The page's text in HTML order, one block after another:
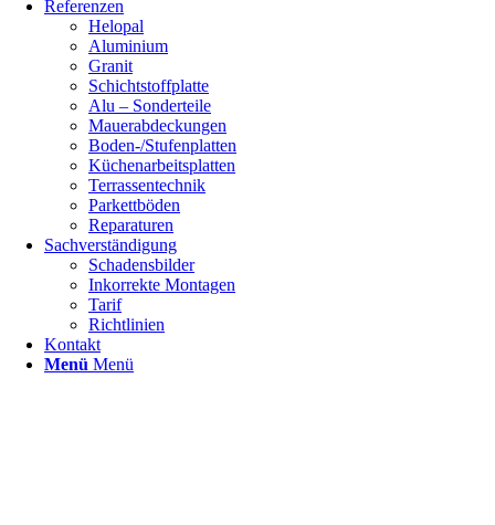
Referenzen
Helopal
Aluminium
Granit
Schichtstoffplatte
Alu – Sonderteile
Mauerabdeckungen
Boden-/Stufenplatten
Küchenarbeitsplatten
Terrassentechnik
Parkettböden
Reparaturen
Sachverständigung
Schadensbilder
Inkorrekte Montagen
Tarif
Richtlinien
Kontakt
Menü Menü